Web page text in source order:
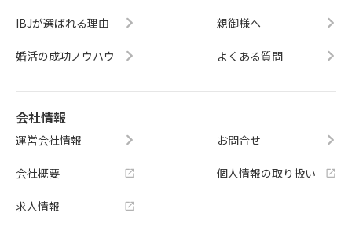
IBJが選ばれる理由
婚活の成功ノウハウ
親御様へ
よくある質問
会社情報
運営会社情報
会社概要
求人情報
お問合せ
個人情報の取り扱い